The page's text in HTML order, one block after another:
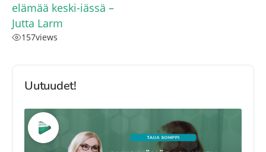
elämää keski-iässä –
Jutta Larm
157views
Uutuudet!